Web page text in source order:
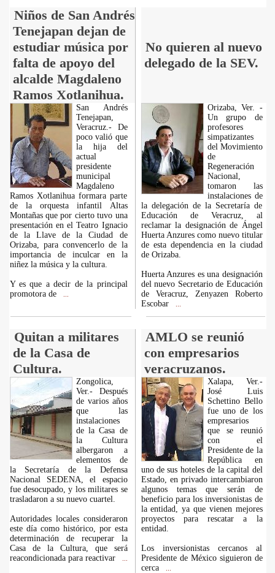
Niños de San Andrés
Tenejapan dejan de
estudiar música por
falta de apoyo del
alcalde Magdaleno
Ramos Xotlanihua.
No quieren al nuevo
delegado de la SEV.
San Andrés
Tenejapan,
Veracruz.- De
poco valió que
la hija del
actual
presidente
municipal
Magdaleno
Ramos Xotlanihua formara parte
de la orquesta infantil Altas
Montañas que por cierto tuvo una
presentación en el Teatro Ignacio
de la Llave de la Ciudad de
Orizaba, para convencerlo de la
importancia de inculcar en la
niñez la música y la cultura.
Y es que a decir de la principal
promotora de
Orizaba, Ver. -
Un grupo de
profesores
simpatizantes
del Movimiento
de
Regeneración
Nacional,
tomaron las
instalaciones de
la delegación de la Secretaría de
Educación de Veracruz, al
reclamar la designación de Ángel
Huerta Anzures como nuevo titular
de esta dependencia en la ciudad
de Orizaba.
Huerta Anzures es una designación
del nuevo Secretario de Educación
de Veracruz, Zenyazen Roberto
Escobar
Quitan a militares
de la Casa de
Cultura.
AMLO se reunió
con empresarios
veracruzanos.
Zongolica,
Ver.- Después
de varios años
que las
instalaciones
de la Casa de
la Cultura
albergaron a
elementos de
la Secretaría de la Defensa
Nacional SEDENA, el espacio
fue desocupado, y los militares se
trasladaron a su nuevo cuartel.
Autoridades locales consideraron
este día como histórico, por esta
determinación de recuperar la
Casa de la Cultura, que será
reacondicionada para reactivar
Xalapa, Ver.-
José Luis
Schettino Bello
fue uno de los
empresarios
que se reunió
con el
Presidente de la
República en
uno de sus hoteles de la capital del
Estado, en privado intercambiaron
algunos temas que serán de
beneficio para los inversionistas de
la entidad, ya que vienen mejores
proyectos para rescatar a la
entidad.
Los inversionistas cercanos al
Presidente de México siguieron de
cerca